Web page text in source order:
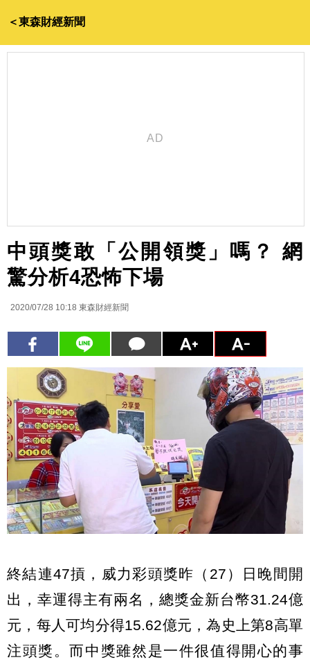
＜東森財經新聞
中頭獎敢「公開領獎」嗎？ 網
驚分析4恐怖下場
2020/07/28 10:18 東森財經新聞
終結連47摃，威力彩頭獎昨（27）日晚間開
出，幸運得主有兩名，總獎金新台幣31.24億
元， 每人可均分得15.62億元 ，為史上第8高單
注頭獎。而中獎雖然是一件很值得開心的事